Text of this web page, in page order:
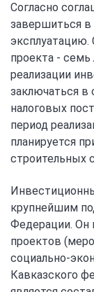
Согласно
завершиться в
эксплуатацию.
проекта -
реализации
заключаться в
налоговых
период
планируется
строительных
крупнейшим
Федерации. Он
проектов
социально-
Кавказского